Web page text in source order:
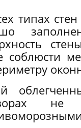
типах
соблюсти